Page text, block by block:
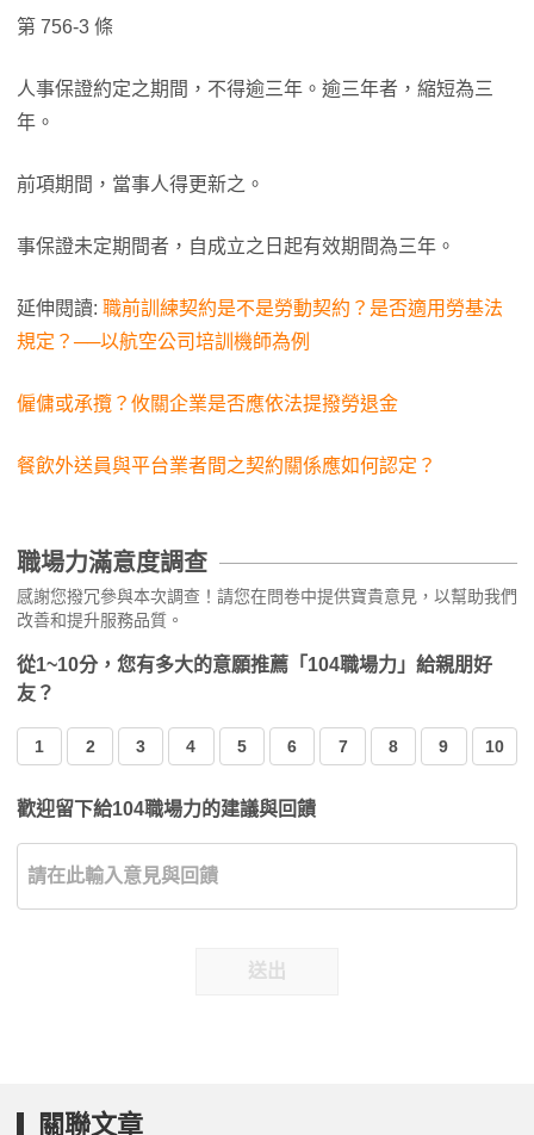
第 756-3 條
人事保證約定之期間，不得逾三年。逾三年者，縮短為三
年。
前項期間，當事人得更新之。
事保證未定期間者，自成立之日起有效期間為三年。
延伸閱讀: 職前訓練契約是不是勞動契約？是否適用勞基法
規定？──以航空公司培訓機師為例
僱傭或承攬？攸關企業是否應依法提撥勞退金
餐飲外送員與平台業者間之契約關係應如何認定？
職場力滿意度調查
感謝您撥冗參與本次調查！請您在問卷中提供寶貴意見，以幫助我們
改善和提升服務品質。
從1~10分，您有多大的意願推薦「104職場力」給親朋好
友？
1 2 3 4 5 6 7 8 9 10
歡迎留下給104職場力的建議與回饋
送出
關聯文章